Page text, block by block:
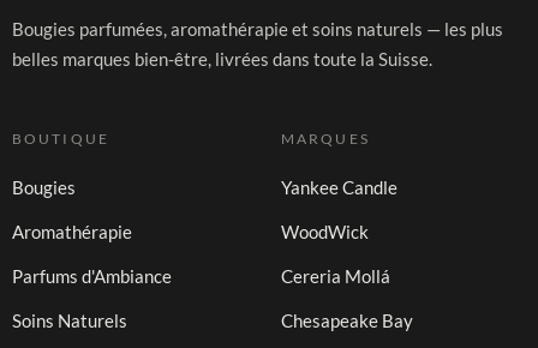
Bougies parfumées, aromathérapie et soins naturels — les plus
belles marques bien-être, livrées dans toute la Suisse.
BOUTIQUE
Bougies
Aromathérapie
Parfums d'Ambiance
Soins Naturels
MARQUES
Yankee Candle
WoodWick
Cereria Mollá
Chesapeake Bay